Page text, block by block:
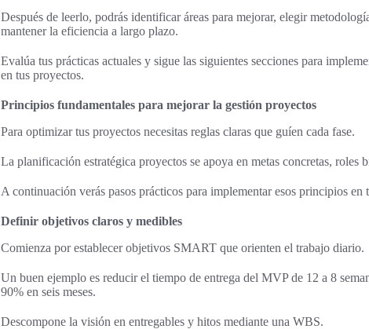
Después de leerlo, podrás identificar áreas para mejorar, elegir
mantener la eficiencia a largo plazo.
Evalúa tus prácticas actuales y sigue las siguientes secciones para
en tus proyectos.
Principios fundamentales para mejorar la gestión proyectos
Para optimizar tus proyectos necesitas reglas claras que guíen cada fase.
La planificación estratégica proyectos se apoya en metas concretas,
A continuación verás pasos prácticos para implementar esos principios en
Definir objetivos claros y medibles
Comienza por establecer objetivos SMART que orienten el trabajo diario.
Un buen ejemplo es reducir el tiempo de entrega del MVP de 12 a 8
90% en seis meses.
Descompone la visión en entregables y hitos mediante una WBS.